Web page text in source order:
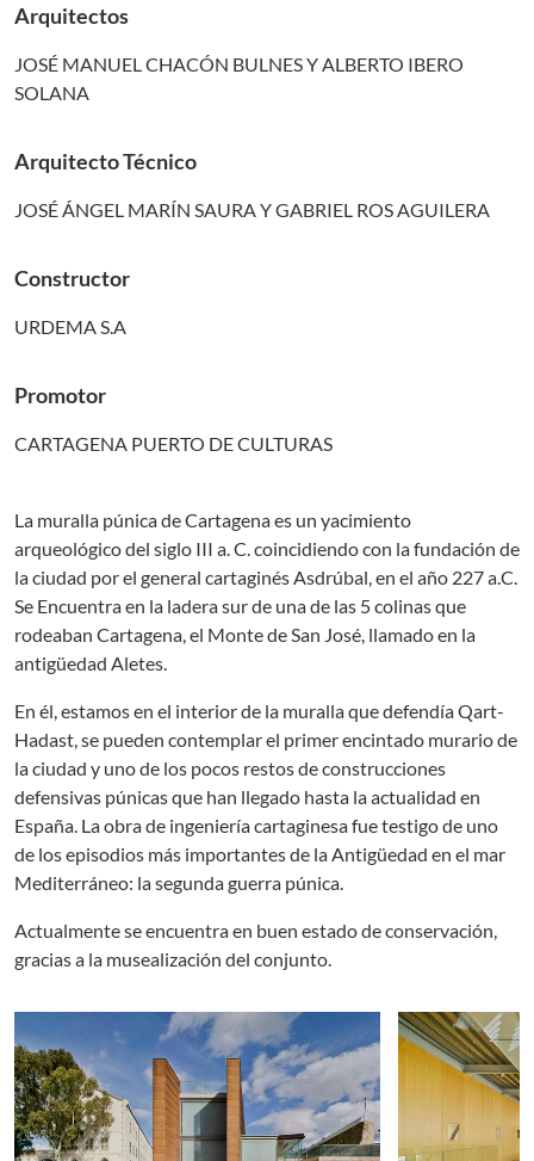
Arquitectos
JOSÉ MANUEL CHACÓN BULNES Y ALBERTO IBERO
SOLANA
Arquitecto Técnico
JOSÉ ÁNGEL MARÍN SAURA Y GABRIEL ROS AGUILERA
Constructor
URDEMA S.A
Promotor
CARTAGENA PUERTO DE CULTURAS
La muralla púnica de Cartagena es un yacimiento
arqueológico del siglo III a. C. coincidiendo con la fundación de
la ciudad por el general cartaginés Asdrúbal, en el año 227 a.C.
Se Encuentra en la ladera sur de una de las 5 colinas que
rodeaban Cartagena, el Monte de San José, llamado en la
antigüedad Aletes.
En él, estamos en el interior de la muralla que defendía Qart-
Hadast, se pueden contemplar el primer encintado murario de
la ciudad y uno de los pocos restos de construcciones
defensivas púnicas que han llegado hasta la actualidad en
España. La obra de ingeniería cartaginesa fue testigo de uno
de los episodios más importantes de la Antigüedad en el mar
Mediterráneo: la segunda guerra púnica.
Actualmente se encuentra en buen estado de conservación,
gracias a la musealización del conjunto.